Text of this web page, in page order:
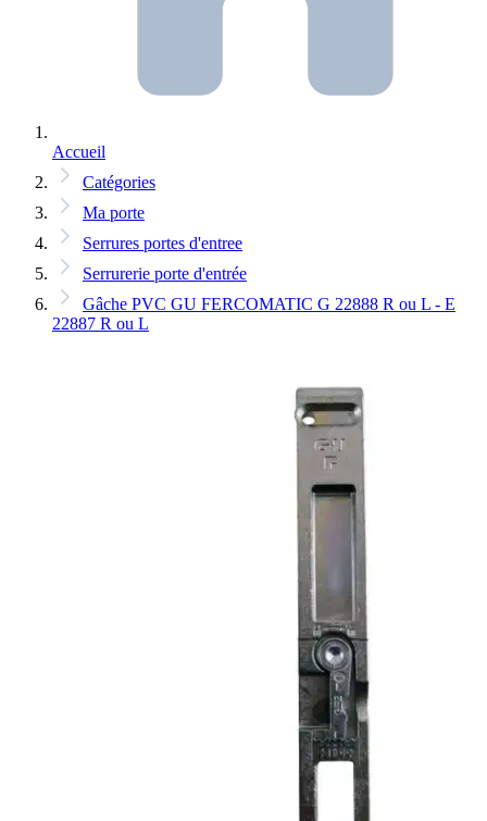
Accueil
Catégories
Ma porte
Serrures portes d'entree
Serrurerie porte d'entrée
Gâche PVC GU FERCOMATIC G 22888 R ou L - E
22887 R ou L